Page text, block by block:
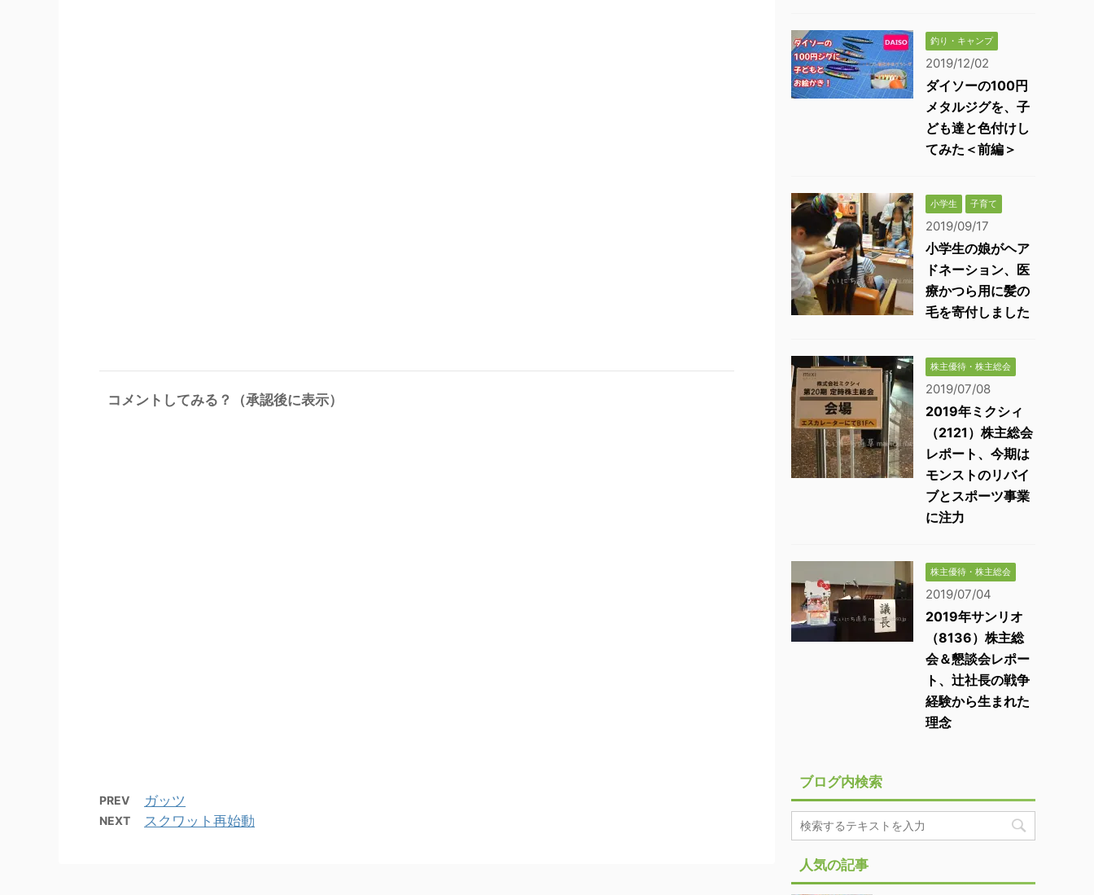
コメントしてみる？（承認後に表示）
PREV ガッツ
NEXT スクワット再始動
釣り・キャンプ
2019/12/02
ダイソーの100円
メタルジグを、子
ども達と色付けし
てみた＜前編＞
小学生 子育て
2019/09/17
小学生の娘がヘア
ドネーション、医
療かつら用に髪の
毛を寄付しました
株主優待・株主総会
2019/07/08
2019年ミクシィ
（2121）株主総会
レポート、今期は
モンストのリバイ
ブとスポーツ事業
に注力
株主優待・株主総会
2019/07/04
2019年サンリオ
（8136）株主総
会＆懇談会レポー
ト、辻社長の戦争
経験から生まれた
理念
ブログ内検索
人気の記事